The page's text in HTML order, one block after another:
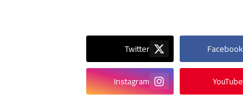
Facebook
Twitter
YouTube
Instagram